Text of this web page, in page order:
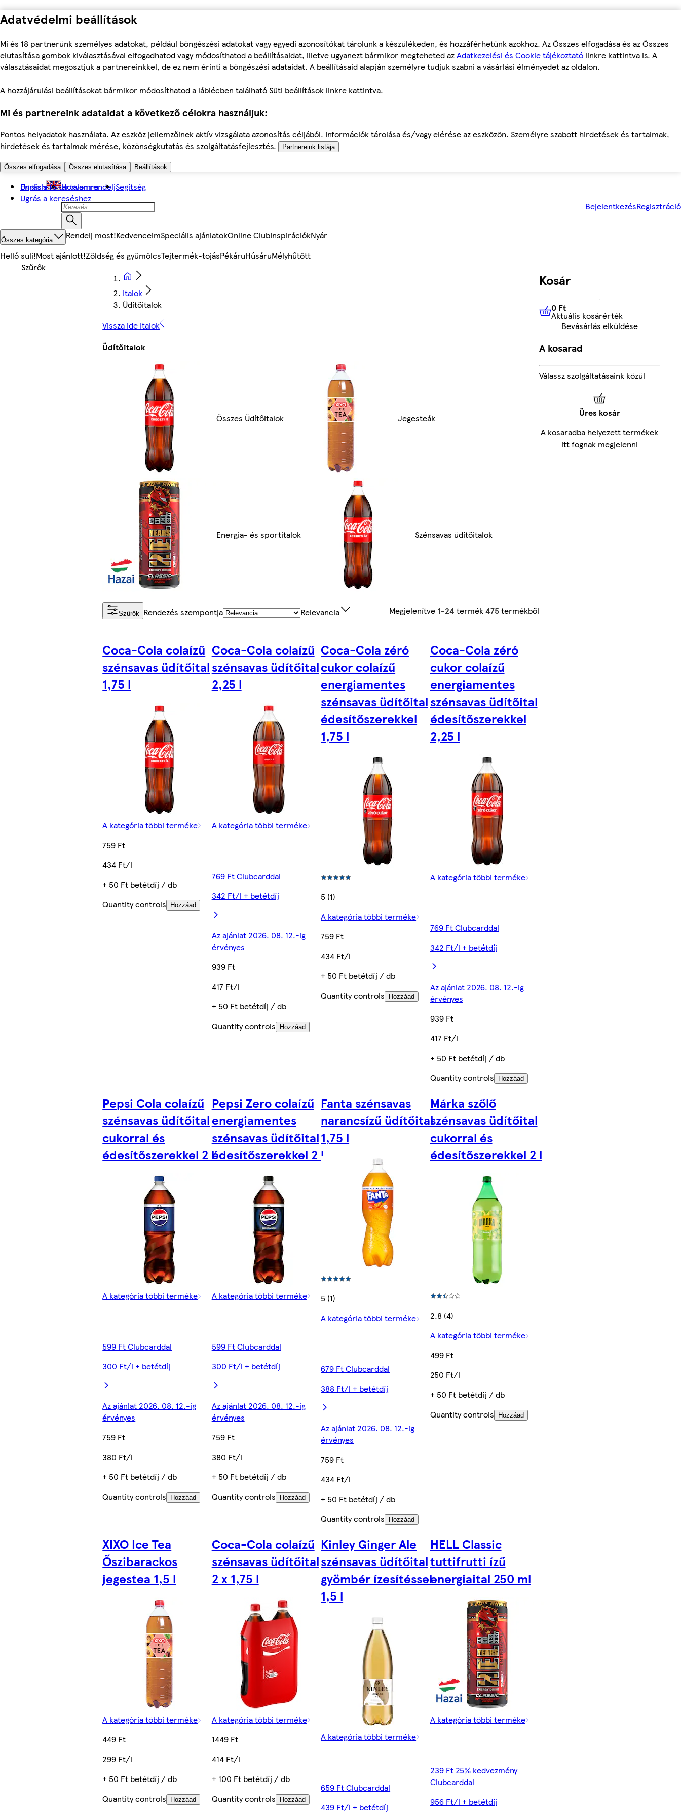
Adatvédelmi beállítások
Mi és 18 partnerünk személyes adatokat, például böngészési adatokat vagy egyedi azonosítókat tárolunk a készülékeden, és hozzáférhetünk azokhoz. Az Összes elfogadása és az Összes
elutasítása gombok kiválasztásával elfogadhatod vagy módosíthatod a beállításaidat, illetve ugyanezt bármikor megteheted azAdatkezelési és Cookie tájékoztató linkre kattintva is. A
választásaidat megosztjuk a partnereinkkel, de ez nem érinti a böngészési adataidat. A beállításaid alapján személyre tudjuk szabni a vásárlási élményedet az oldalon.
A hozzájárulási beállításokat bármikor módosíthatod a láblécben található Süti beállítások linkre kattintva.
Mi és partnereink adataidat a következő célokra használjuk:
Pontos helyadatok használata. Az eszköz jellemzőinek aktív vizsgálata azonosítás céljából. Információk tárolása és/vagy elérése az eszközön. Személyre szabott hirdetések és tartalmak,
hirdetések és tartalmak mérése, közönségkutatás és szolgáltatásfejlesztés.
Partnereink listája
Összes elfogadása Összes elutasítása Beállítások
Ugrás a fő tartalomra
Ugrás a kereséshez
English Hogyan rendeljSegítség
BejelentkezésRegisztráció
Összes kategória Rendelj most!KedvenceimSpeciális ajánlatokOnline ClubInspirációkNyár
Helló suli!Most ajánlott!Zöldség és gyümölcsTejtermék-tojásPékáruHúsáruMélyhűtött
Italok
Üdítőitalok
Vissza ide Italok
Üdítőitalok
Összes Üdítőitalok Jegesteák
Energia- és sportitalok Szénsavas üdítőitalok
Szűrők Rendezés szempontja Relevancia Megjelenítve 1-24 termék475termékből
Coca-Cola colaízű
szénsavas üdítőital
1,75 l
A kategória többi terméke
759 Ft
434 Ft/l
+ 50 Ft betétdíj / db
Quantity controls
Hozzáad
Coca-Cola colaízű
szénsavas üdítőital
2,25 l
A kategória többi terméke
769 Ft Clubcarddal
342 Ft/l + betétdíj
Az ajánlat 2026. 08. 12.-ig
érvényes
939 Ft
417 Ft/l
+ 50 Ft betétdíj / db
Quantity controls
Hozzáad
Coca-Cola zéró
cukor colaízű
energiamentes
szénsavas üdítőital
édesítőszerekkel
1,75 l
5 (1)
A kategória többi terméke
759 Ft
434 Ft/l
+ 50 Ft betétdíj / db
Quantity controls
Hozzáad
Coca-Cola zéró
cukor colaízű
energiamentes
szénsavas üdítőital
édesítőszerekkel
2,25 l
A kategória többi terméke
769 Ft Clubcarddal
342 Ft/l + betétdíj
Az ajánlat 2026. 08. 12.-ig
érvényes
939 Ft
417 Ft/l
+ 50 Ft betétdíj / db
Quantity controls
Hozzáad
Pepsi Cola colaízű
szénsavas üdítőital
cukorral és
édesítőszerekkel 2 l
A kategória többi terméke
599 Ft Clubcarddal
300 Ft/l + betétdíj
Az ajánlat 2026. 08. 12.-ig
érvényes
759 Ft
380 Ft/l
+ 50 Ft betétdíj / db
Quantity controls
Hozzáad
Pepsi Zero colaízű
energiamentes
szénsavas üdítőital
édesítőszerekkel 2 l
A kategória többi terméke
599 Ft Clubcarddal
300 Ft/l + betétdíj
Az ajánlat 2026. 08. 12.-ig
érvényes
759 Ft
380 Ft/l
+ 50 Ft betétdíj / db
Quantity controls
Hozzáad
Fanta szénsavas
narancsízű üdítőital
1,75 l
5 (1)
A kategória többi terméke
679 Ft Clubcarddal
388 Ft/l + betétdíj
Az ajánlat 2026. 08. 12.-ig
érvényes
759 Ft
434 Ft/l
+ 50 Ft betétdíj / db
Quantity controls
Hozzáad
Márka szőlő
szénsavas üdítőital
cukorral és
édesítőszerekkel 2 l
2.8 (4)
A kategória többi terméke
499 Ft
250 Ft/l
+ 50 Ft betétdíj / db
Quantity controls
Hozzáad
XIXO Ice Tea
Őszibarackos
jegestea 1,5 l
A kategória többi terméke
449 Ft
299 Ft/l
+ 50 Ft betétdíj / db
Quantity controls Hozzáad
Coca-Cola colaízű
szénsavas üdítőital
2 x 1,75 l
A kategória többi terméke
1449 Ft
414 Ft/l
+ 100 Ft betétdíj / db
Quantity controls
Hozzáad
Kinley Ginger Ale
szénsavas üdítőital
gyömbér ízesítéssel
1,5 l
A kategória többi terméke
659 Ft Clubcarddal
439 Ft/l + betétdíj
HELL Classic
tuttifrutti ízű
energiaital 250 ml
A kategória többi terméke
239 Ft 25% kedvezmény
Clubcarddal
956 Ft/l + betétdíj
Kosár
0 FtAktuális kosárérték
0 Ft
Aktuális kosárérték
Bevásárlás elküldése
A kosarad
Válassz szolgáltatásaink közül
Üres kosár
A kosaradba helyezett termékek
itt fognak megjelenni